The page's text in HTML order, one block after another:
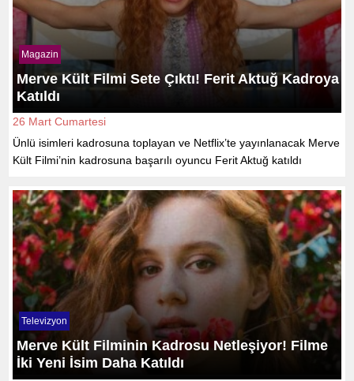
Magazin
Merve Kült Filmi Sete Çıktı! Ferit Aktuğ Kadroya
Katıldı
26 Mart Cumartesi
Ünlü isimleri kadrosuna toplayan ve Netflix’te yayınlanacak Merve
Kült Filmi’nin kadrosuna başarılı oyuncu Ferit Aktuğ katıldı
Televizyon
Merve Kült Filminin Kadrosu Netleşiyor! Filme
İki Yeni İsim Daha Katıldı